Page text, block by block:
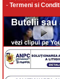
- Termeni si